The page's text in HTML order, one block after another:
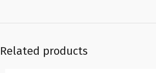
Related products